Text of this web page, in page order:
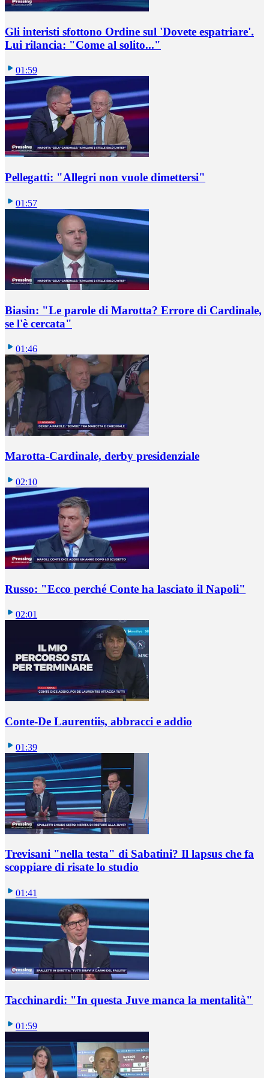
Gli interisti sfottono Ordine sul 'Dovete espatriare'.
Lui rilancia: "Come al solito..."
01:59
Pellegatti: "Allegri non vuole dimettersi"
01:57
Biasin: "Le parole di Marotta? Errore di Cardinale,
se l'è cercata"
01:46
Marotta-Cardinale, derby presidenziale
02:10
Russo: "Ecco perché Conte ha lasciato il Napoli"
02:01
Conte-De Laurentiis, abbracci e addio
01:39
Trevisani "nella testa" di Sabatini? Il lapsus che fa
scoppiare di risate lo studio
01:41
Tacchinardi: "In questa Juve manca la mentalità"
01:59